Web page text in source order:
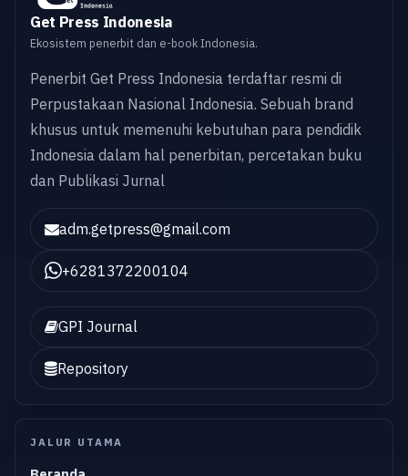
Get Press Indonesia
Ekosistem penerbit dan e-book Indonesia.
Penerbit Get Press Indonesia terdaftar resmi di
Perpustakaan Nasional Indonesia. Sebuah brand
khusus untuk memenuhi kebutuhan para pendidik
Indonesia dalam hal penerbitan, percetakan buku
dan Publikasi Jurnal
adm.getpress@gmail.com
+6281372200104
GPI Journal
Repository
JALUR UTAMA